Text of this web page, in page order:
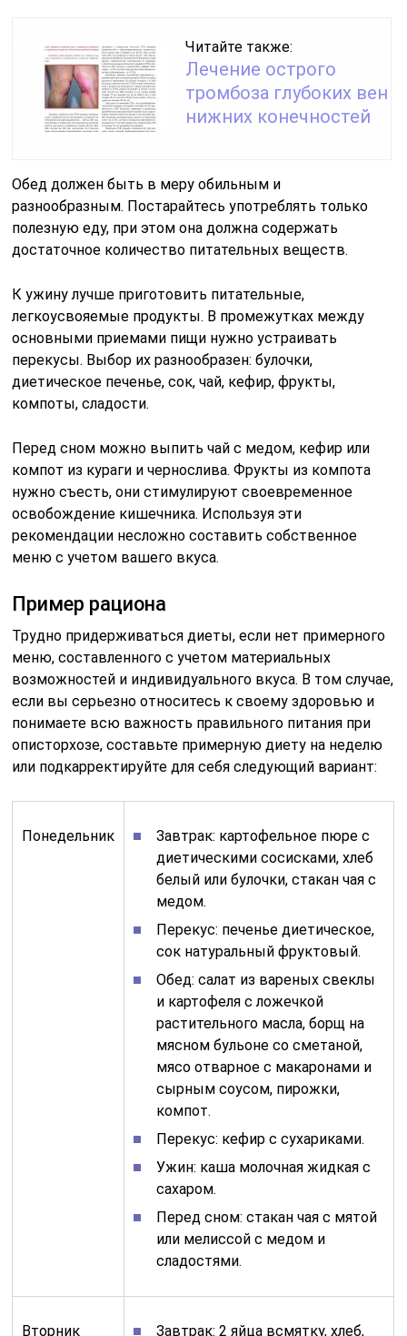
Читайте также:
Лечение острого
тромбоза глубоких вен
нижних конечностей
Обед должен быть в меру обильным и
разнообразным. Постарайтесь употреблять только
полезную еду, при этом она должна содержать
достаточное количество питательных веществ.
К ужину лучше приготовить питательные,
легкоусвояемые продукты. В промежутках между
основными приемами пищи нужно устраивать
перекусы. Выбор их разнообразен: булочки,
диетическое печенье, сок, чай, кефир, фрукты,
компоты, сладости.
Перед сном можно выпить чай с медом, кефир или
компот из кураги и чернослива. Фрукты из компота
нужно съесть, они стимулируют своевременное
освобождение кишечника. Используя эти
рекомендации несложно составить собственное
меню с учетом вашего вкуса.
Пример рациона
Трудно придерживаться диеты, если нет примерного
меню, составленного с учетом материальных
возможностей и индивидуального вкуса. В том случае,
если вы серьезно относитесь к своему здоровью и
понимаете всю важность правильного питания при
описторхозе, составьте примерную диету на неделю
или подкарректируйте для себя следующий вариант:
Понедельник
Завтрак: картофельное пюре с
диетическими сосисками, хлеб
белый или булочки, стакан чая с
медом.
Перекус: печенье диетическое,
сок натуральный фруктовый.
Обед: салат из вареных свеклы
и картофеля с ложечкой
растительного масла, борщ на
мясном бульоне со сметаной,
мясо отварное с макаронами и
сырным соусом, пирожки,
компот.
Перекус: кефир с сухариками.
Ужин: каша молочная жидкая с
сахаром.
Перед сном: стакан чая с мятой
или мелиссой с медом и
сладостями.
Вторник Завтрак: 2 яйца всмятку, хлеб,